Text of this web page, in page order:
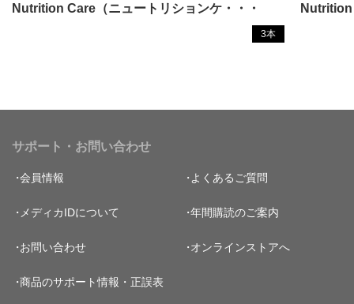
Nutrition Care（ニュートリションケ・・・
3本
Nutrition
サポート・お問い合わせ
会員情報 よくあるご質問
メディカIDについて 年間購読のご案内
お問い合わせ オンラインストアへ
商品のサポート情報・正誤表